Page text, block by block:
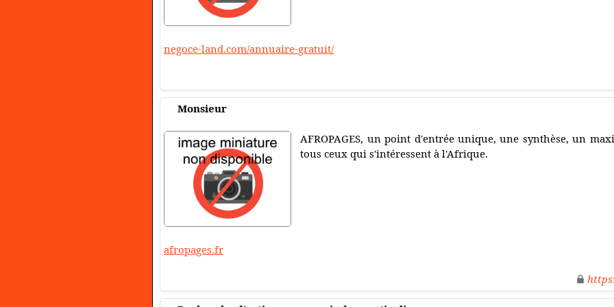
negoce-land.com/annuaire-gratuit/
Monsieur
AFROPAGES, un point d'entrée unique, une synthèse, un
tous ceux qui s'intéressent à l'Afrique.
afropages.fr
https